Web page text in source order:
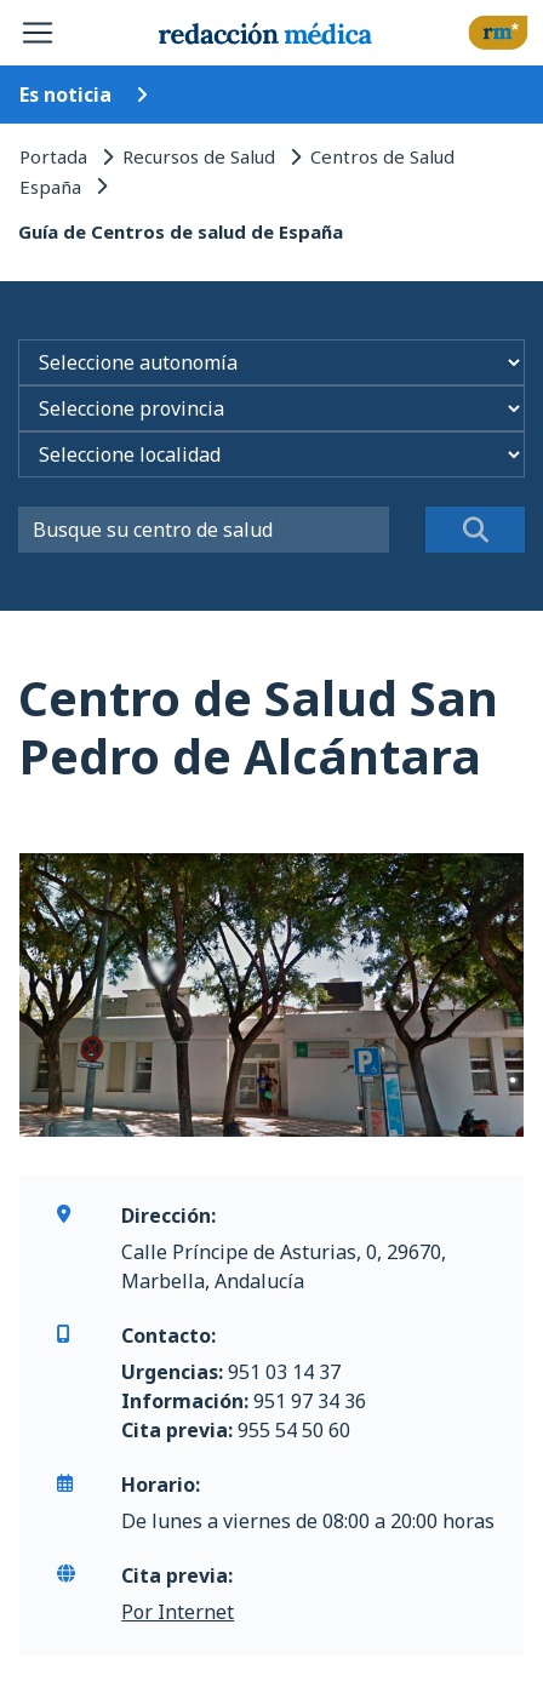
Es noticia
Portada Recursos de Salud Centros de Salud
España
Guía de Centros de salud de España
Centro de Salud San
Pedro de Alcántara
Dirección:
Calle Príncipe de Asturias, 0, 29670,
Marbella, Andalucía
Contacto:
Urgencias:951 03 14 37
Información:951 97 34 36
Cita previa:955 54 50 60
Horario:
De lunes a viernes de 08:00 a 20:00 horas
Cita previa:
Por Internet